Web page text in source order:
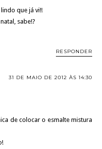
que já vi!!
sabe!?
RESPONDER
31 DE MAIO DE 2012 ÀS 14:30
de colocar o esmalte mistura